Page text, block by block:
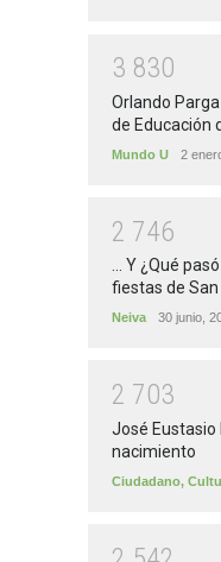
3 830
Orlando
de Educación
Mundo U 2
2 746
... Y ¿Qué
fiestas de
Neiva 30 junio,
2 703
José Eustasio
nacimiento
Ciudadano,